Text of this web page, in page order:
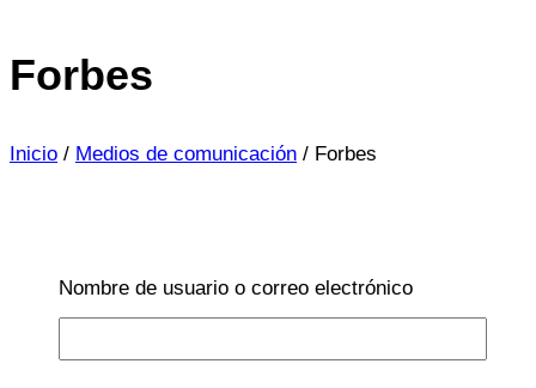
Forbes
Inicio / Medios de comunicación / Forbes
Médica|EMOCIONES|Forbes|Inteligencia
Nombre de usuario o correo electrónico